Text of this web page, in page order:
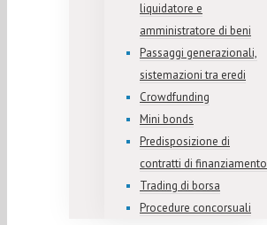
liquidatore e
amministratore di beni
Passaggi generazionali,
sistemazioni tra eredi
Crowdfunding
Mini bonds
Predisposizione di
contratti di finanziamento
Trading di borsa
Procedure concorsuali